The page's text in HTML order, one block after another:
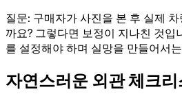
질문: 구매자가 사진을 본 후 실제
까요? 그렇다면 보정이 지나친 것입
를 설정해야 하며 실망을 만들어서
자연스러운 외관 체크